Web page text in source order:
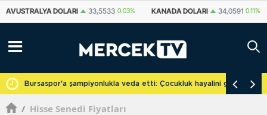
KANADA DOLARI 34,0591 0.11% İSVIÇRE FRANKI 58,7335 0.09%
Bursaspor'a şampiyonlukla veda etti: Çocukluk hayalini
/ Hisse Senedi Fiyatları